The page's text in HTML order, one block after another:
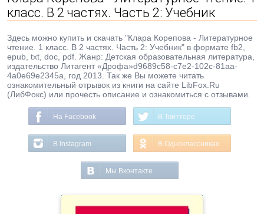
класс. В 2 частях. Часть 2: Учебник
Здесь можно купить и скачать "Клара Корепова - Литературное
чтение. 1 класс. В 2 частях. Часть 2: Учебник" в формате fb2,
epub, txt, doc, pdf. Жанр: Детская образовательная литература,
издательство Литагент «Дрофа»d9689c58-c7e2-102c-81aa-
4a0e69e2345a, год 2013. Так же Вы можете читать
ознакомительный отрывок из книги на сайте LibFox.Ru
(ЛибФокс) или прочесть описание и ознакомиться с отзывами.
На Facebook В Твиттере
В Instagram В Одноклассниках
Мы Вконтакте